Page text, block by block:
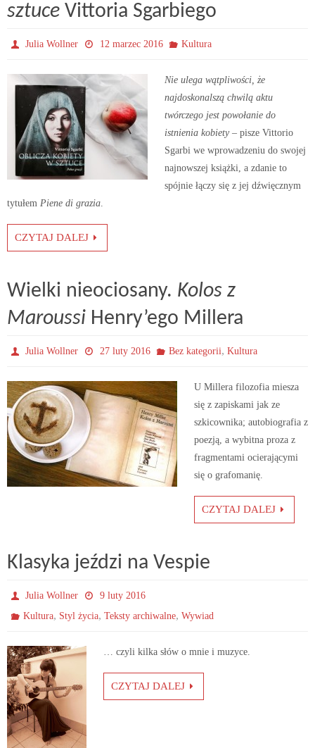
sztuce Vittoria Sgarbiego
Julia Wollner 12 marzec 2016 Kultura
Nie ulega wątpliwości, że
najdoskonalszą chwilą aktu
twórczego jest powołanie do
istnienia kobiety– pisze Vittorio
Sgarbi we wprowadzeniu do swojej
najnowszej książki, a zdanie to
spójnie łączy się z jej dźwięcznym
tytułem Piene di grazia.
CZYTAJ DALEJ
Wielki nieociosany. Kolos z
Maroussi Henry’ego Millera
Julia Wollner 27 luty 2016 Bez kategorii, Kultura
U Millera filozofia miesza
się z zapiskami jak ze
szkicownika; autobiografia z
poezją, a wybitna proza z
fragmentami ocierającymi
się o grafomanię.
CZYTAJ DALEJ
Klasyka jeździ na Vespie
Julia Wollner
9 luty 2016
Kultura, Styl życia,Teksty archiwalne,Wywiad
… czyli kilka słów o mnie i muzyce.
CZYTAJ DALEJ